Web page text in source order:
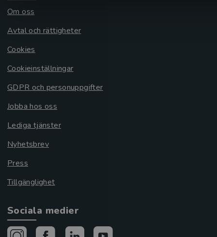
Om oss
Avtal och rättigheter
Cookies
Cookieinställningar
GDPR och personuppgifter
Jobba hos oss
Lediga tjänster
Nyhetsbrev
Press
Tillgänglighet
Sociala medier